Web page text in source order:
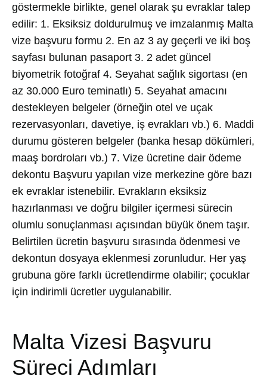
göstermekle birlikte, genel olarak şu evraklar talep
edilir: 1. Eksiksiz doldurulmuş ve imzalanmış Malta
vize başvuru formu 2. En az 3 ay geçerli ve iki boş
sayfası bulunan pasaport 3. 2 adet güncel
biyometrik fotoğraf 4. Seyahat sağlık sigortası (en
az 30.000 Euro teminatlı) 5. Seyahat amacını
destekleyen belgeler (örneğin otel ve uçak
rezervasyonları, davetiye, iş evrakları vb.) 6. Maddi
durumu gösteren belgeler (banka hesap dökümleri,
maaş bordroları vb.) 7. Vize ücretine dair ödeme
dekontu Başvuru yapılan vize merkezine göre bazı
ek evraklar istenebilir. Evrakların eksiksiz
hazırlanması ve doğru bilgiler içermesi sürecin
olumlu sonuçlanması açısından büyük önem taşır.
Belirtilen ücretin başvuru sırasında ödenmesi ve
dekontun dosyaya eklenmesi zorunludur. Her yaş
grubuna göre farklı ücretlendirme olabilir; çocuklar
için indirimli ücretler uygulanabilir.
Malta Vizesi Başvuru
Süreci Adımları